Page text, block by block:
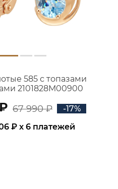
585 с топазами
2101828М00900
67 990 ₽
-17%
₽ x 6 платежей